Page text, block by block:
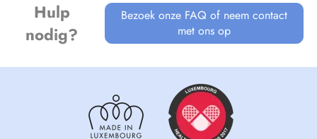
Hulp
nodig?
Bezoek onze FAQ of neem contact
met ons op